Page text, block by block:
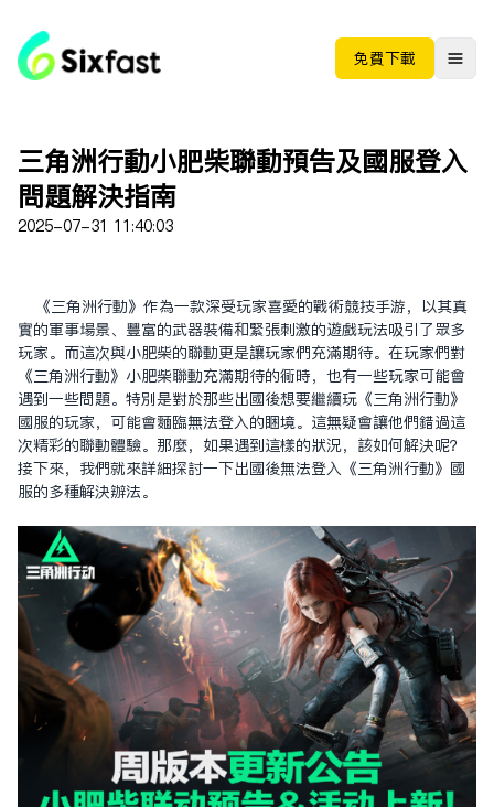
免费下载
三角洲行動小肥柴聯動預告及國服登入
問題解決指南
2025-07-31 11:40:03
《三角洲行動》作為一款深受玩家喜愛的戰術競技手游，以其真
實的軍事場景、豐富的武器裝備和緊張刺激的遊戲玩法吸引了眾多
玩家。而這次與小肥柴的聯動更是讓玩家們充滿期待。在玩家们對
《三角洲行動》小肥柴聯動充滿期待的同時，也有一些玩家可能會
遇到一些問題。特別是對於那些出國後想要繼續玩《三角洲行動》
國服的玩家，可能會面臨無法登入的困境。這無疑會讓他們錯過這
次精彩的聯動體驗。那麼，如果遇到這樣的狀況，該如何解決呢？
接下來，我們就來詳細探討一下出國後無法登入《三角洲行動》國
服的多種解決辦法。